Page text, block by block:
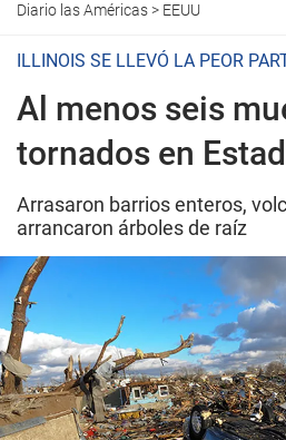
Diario las Américas> EEUU
ILLINOIS SE LLEVÓ LA PEOR
Al menos seis
tornados en
Arrasaron barrios enteros,
arrancaron árboles de raíz